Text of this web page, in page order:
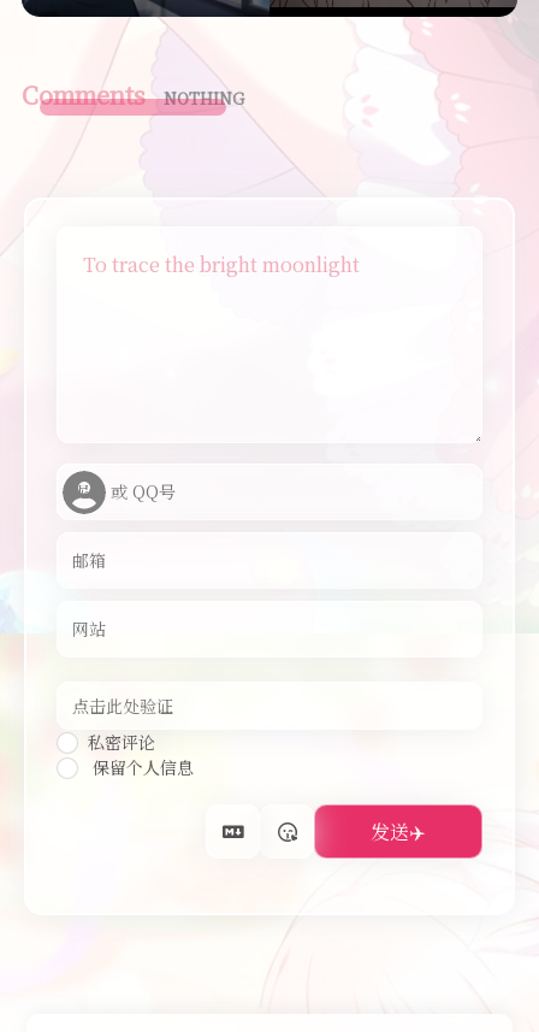
Comments NOTHING
To trace the bright moonlight
私密评论
保留个人信息